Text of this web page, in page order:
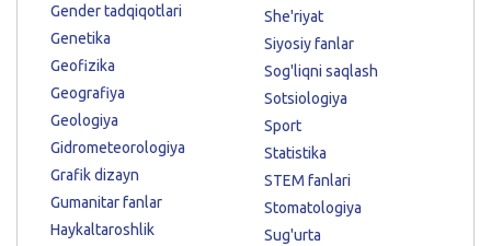
Gender tadqiqotlari
Genetika
Geofizika
Geografiya
Geologiya
Gidrometeorologiya
Grafik dizayn
Gumanitar fanlar
Haykaltaroshlik
She'riyat
Siyosiy fanlar
Sog'liqni saqlash
Sotsiologiya
Sport
Statistika
STEM fanlari
Stomatologiya
Sug'urta